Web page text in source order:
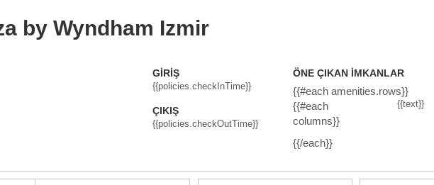
by Wyndham Izmir
GIRIŞ
{{policies.checkInTime}}
ÇIKIŞ
{{policies.checkOutTime}}
ÖNE ÇIKAN İMKANLAR
{{#each amenities.rows}}
{{#each
columns}}
{{text}}
{{/each}}